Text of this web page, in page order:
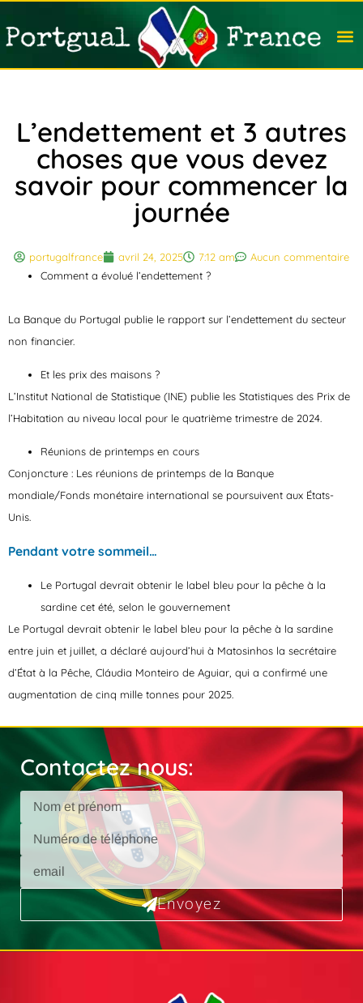
L’endettement et 3 autres
choses que vous devez
savoir pour commencer la
journée
portugalfrance avril 24, 2025 7:12 am
Aucun commentaire
Comment a évolué l’endettement ?
La Banque du Portugal publie le rapport sur l’endettement du secteur
non financier.
Et les prix des maisons ?
L’Institut National de Statistique (INE) publie les Statistiques des Prix de
l’Habitation au niveau local pour le quatrième trimestre de 2024.
Réunions de printemps en cours
Conjoncture : Les réunions de printemps de la Banque
mondiale/Fonds monétaire international se poursuivent aux États-
Unis.
Pendant votre sommeil…
Le Portugal devrait obtenir le label bleu pour la pêche à la
sardine cet été, selon le gouvernement
Le Portugal devrait obtenir le label bleu pour la pêche à la sardine
entre juin et juillet, a déclaré aujourd’hui à Matosinhos la secrétaire
d’État à la Pêche, Cláudia Monteiro de Aguiar, qui a confirmé une
augmentation de cinq mille tonnes pour 2025.
Contactez nous:
Envoyez